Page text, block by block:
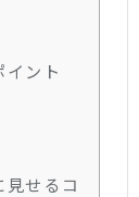
ント
せるコ